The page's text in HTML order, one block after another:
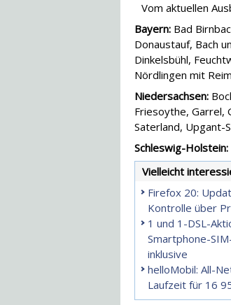
Vom aktuellen
Bayern: Bad
Donaustauf, Bach
Dinkelsbühl,
Nördlingen mit
Niedersachsen:
Friesoythe, Garrel,
Saterland, Upgant-
Schleswig-Holstein:
Vielleicht
Firefox 20:
Kontrolle über
1 und 1-DSL-
Smartphone-
inklusive
helloMobil: All-
Laufzeit für 16